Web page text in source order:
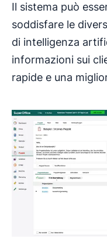
Il sistema può
soddisfare le
di intelligenza
informazioni sui
rapide e una